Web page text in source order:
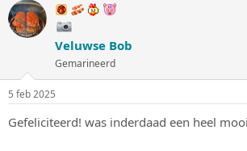
r
d
e
e
:
Veluwse Bob
Gemarineerd
5 feb 2025
Gefeliciteerd! was inderdaad een heel